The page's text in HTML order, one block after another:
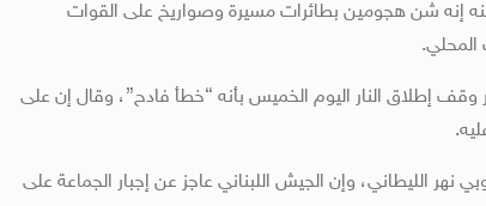
إنه شن هجومين بطائرات مسيرة وصواريخ على القوات
المحلي.
وقف إطلاق النار اليوم الخميس بأنه “خطأ فادح”، وقال إن على
الليطاني، وإن الجيش اللبناني عاجز عن إجبار الجماعة على